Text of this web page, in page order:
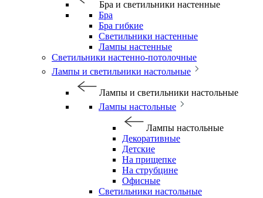
Бра и светильники настенные
Бра
Бра гибкие
Светильники настенные
Лампы настенные
Светильники настенно-потолочные
Лампы и светильники настольные
Лампы и светильники настольные
Лампы настольные
Лампы настольные
Декоративные
Детские
На прищепке
На струбцине
Офисные
Светильники настольные